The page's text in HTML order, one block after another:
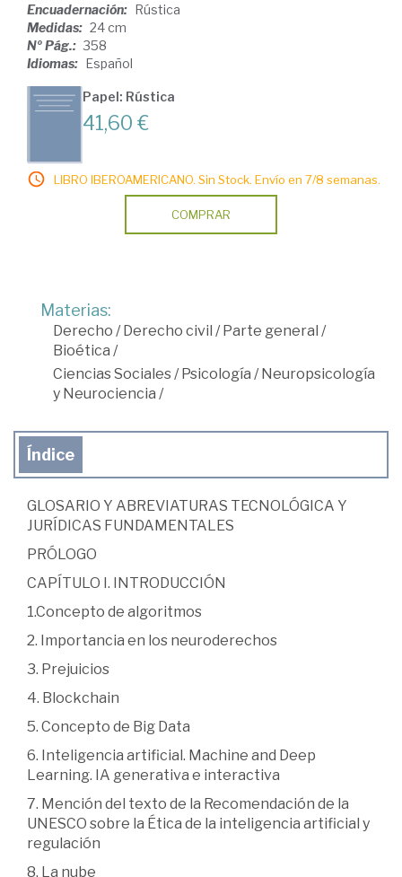
Encuadernación: Rústica
Medidas: 24 cm
Nº Pág.: 358
Idiomas: Español
Papel: Rústica
41,60 €
LIBRO IBEROAMERICANO. Sin Stock. Envío en 7/8 semanas.
COMPRAR
Materias:
Derecho /Derecho civil /Parte general /
Bioética /
Ciencias Sociales/Psicología /Neuropsicología
y Neurociencia /
Índice
GLOSARIO Y ABREVIATURAS TECNOLÓGICA Y
JURÍDICAS FUNDAMENTALES
PRÓLOGO
CAPÍTULO I. INTRODUCCIÓN
1.Concepto de algoritmos
2. Importancia en los neuroderechos
3. Prejuicios
4. Blockchain
5. Concepto de Big Data
6. Inteligencia artificial. Machine and Deep
Learning. IA generativa e interactiva
7. Mención del texto de la Recomendación de la
UNESCO sobre la Ética de la inteligencia artificial y
regulación
8. La nube